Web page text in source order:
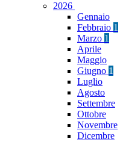
2026
Gennaio
Febbraio 1
Marzo 1
Aprile
Maggio
Giugno 1
Luglio
Agosto
Settembre
Ottobre
Novembre
Dicembre